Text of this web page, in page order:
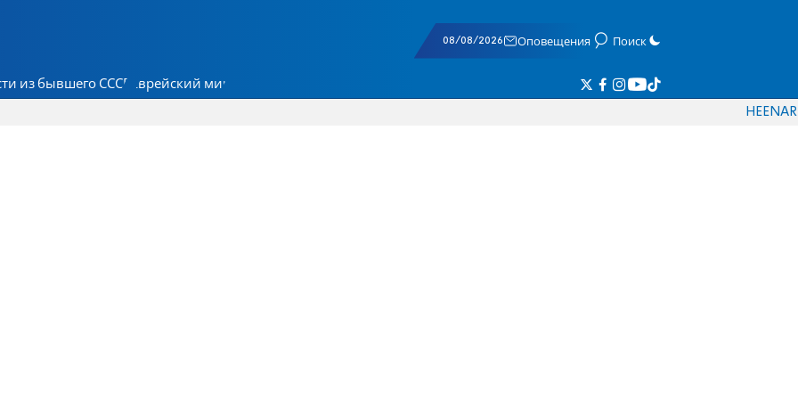
08/08/2026 Оповещения Поиск
из бывшего СССР Еврейский мир
HEENAR